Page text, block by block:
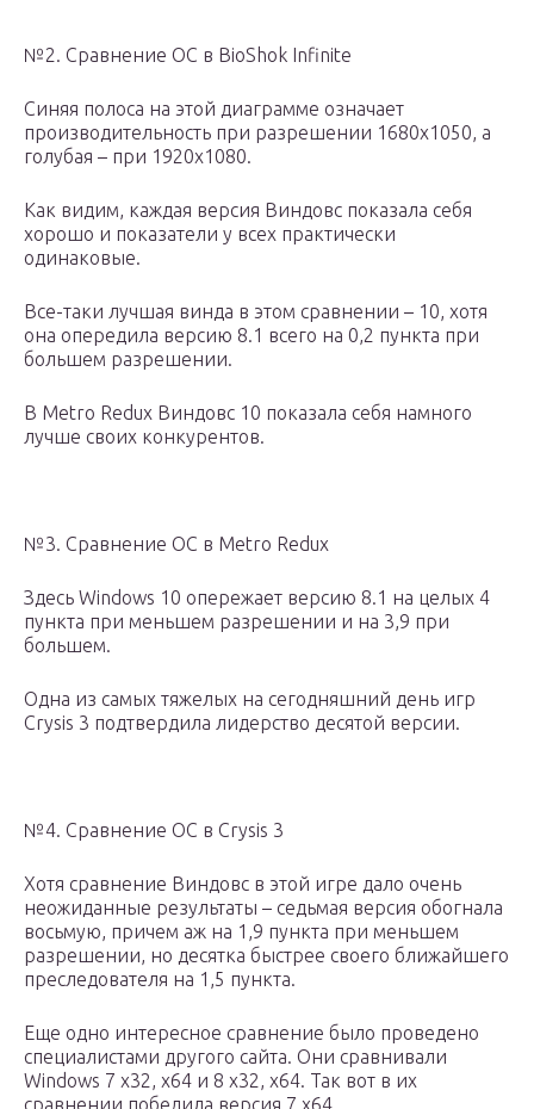
№2. Сравнение ОС в BioShok Infinite
Синяя полоса на этой диаграмме означает
производительность при разрешении 1680х1050, а
голубая – при 1920х1080.
Как видим, каждая версия Виндовс показала себя
хорошо и показатели у всех практически
одинаковые.
Все-таки лучшая винда в этом сравнении – 10, хотя
она опередила версию 8.1 всего на 0,2 пункта при
большем разрешении.
В Metro Redux Виндовс 10 показала себя намного
лучше своих конкурентов.
№3. Сравнение ОС в Metro Redux
Здесь Windows 10 опережает версию 8.1 на целых 4
пункта при меньшем разрешении и на 3,9 при
большем.
Одна из самых тяжелых на сегодняшний день игр
Crysis 3 подтвердила лидерство десятой версии.
№4. Сравнение ОС в Crysis 3
Хотя сравнение Виндовс в этой игре дало очень
неожиданные результаты – седьмая версия обогнала
восьмую, причем аж на 1,9 пункта при меньшем
разрешении, но десятка быстрее своего ближайшего
преследователя на 1,5 пункта.
Еще одно интересное сравнение было проведено
специалистами другого сайта. Они сравнивали
Windows 7 x32, x64 и 8 x32, x64. Так вот в их
сравнении победила версия 7 x64.